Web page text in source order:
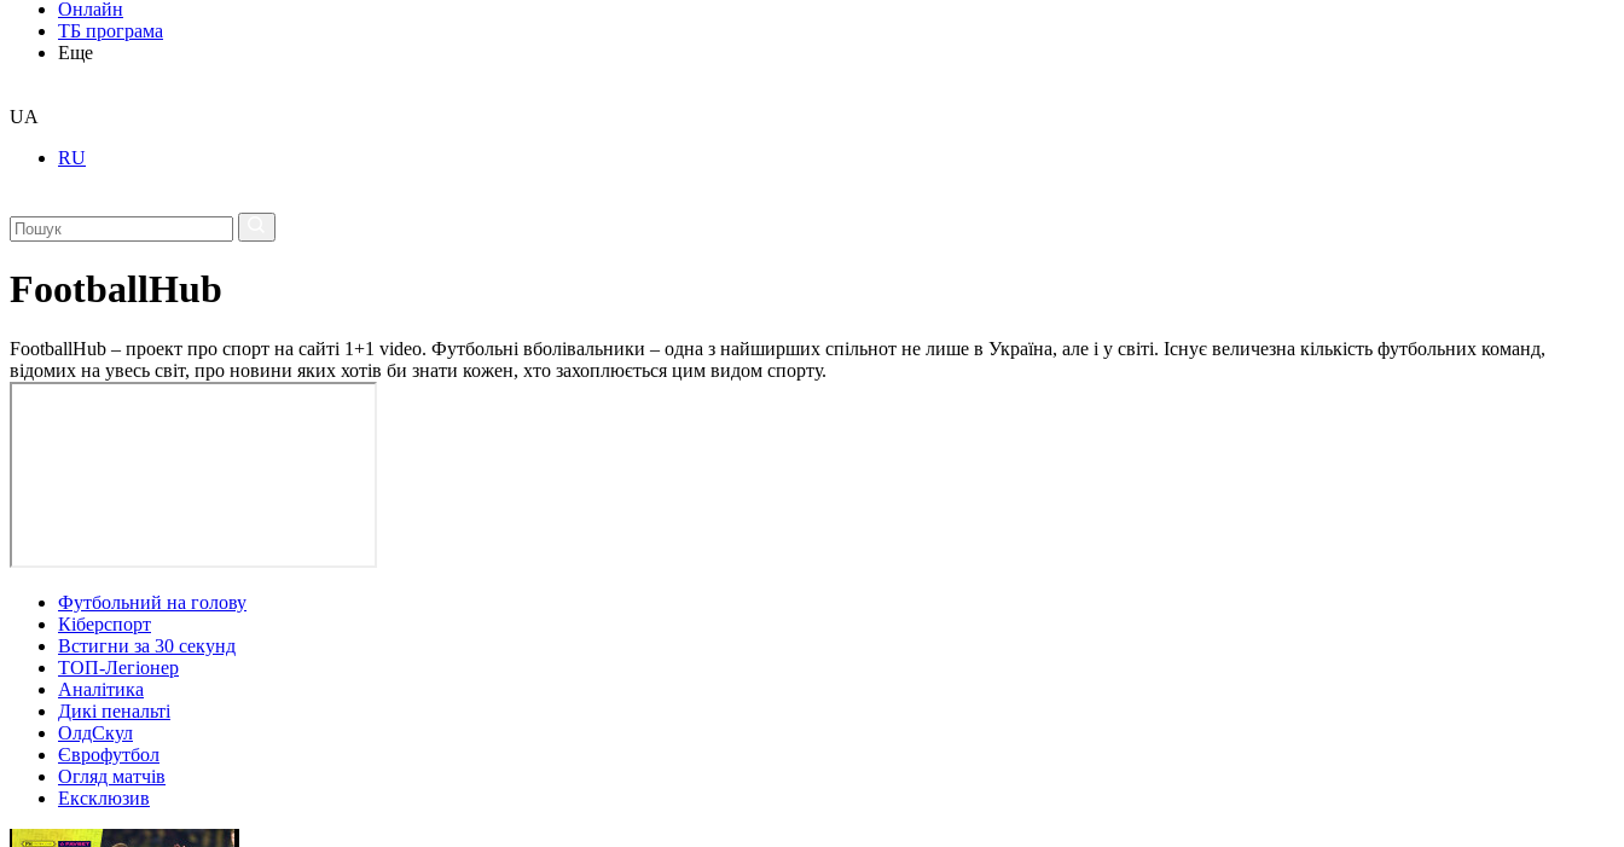
Онлайн
ТБ програма
Еще
UA
RU
FootballHub
FootballHub – проект про спорт на сайті 1+1 video. Футбольні вболівальники – одна з найширших спільнот не лише в Україна, але і у світі. Існує величезна кількість футбольних команд,
відомих на увесь світ, про новини яких хотів би знати кожен, хто захоплюється цим видом спорту.
Футбольний на голову
Кіберспорт
Встигни за 30 секунд
ТОП-Легіонер
Аналітика
Дикі пенальті
ОлдСкул
Єврофутбол
Огляд матчів
Ексклюзив